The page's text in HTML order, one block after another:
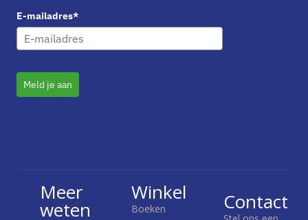
E-mailadres*
Meld je aan
Meer
weten
Winkel
Boeken Contact